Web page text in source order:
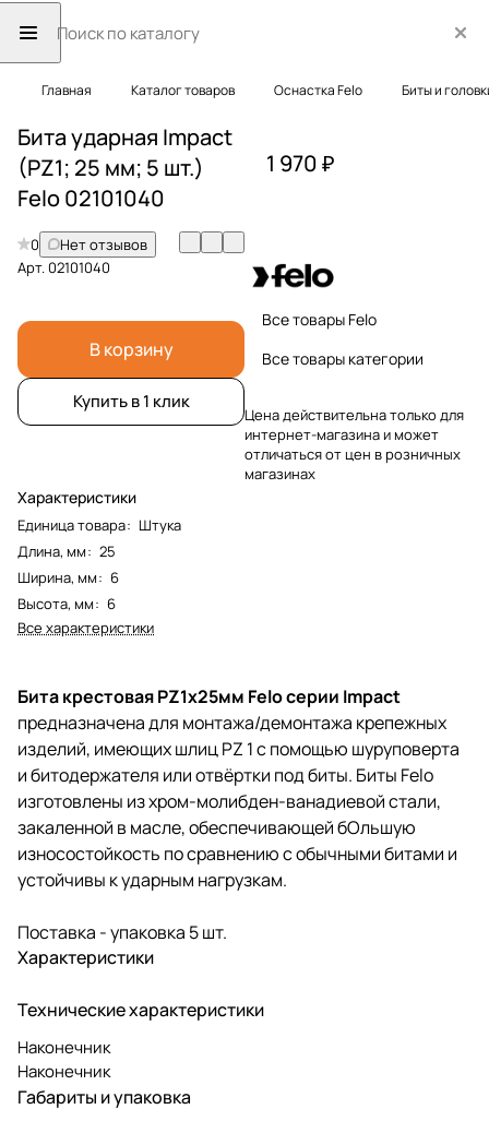
Главная Каталог товаров Оснастка Felo Биты и
Бита ударная Impact
(PZ1; 25 мм; 5 шт.)
Felo 02101040
0
Нет отзывов
Арт.02101040
В корзину
Купить в 1 клик
Характеристики
Единица товара: Штука
Длина, мм: 25
Ширина, мм: 6
Высота, мм: 6
Все характеристики
1 970 ₽
Все товары Felo
Все товары категории
Цена действительна только для
интернет-магазина и может
отличаться от цен в розничных
магазинах
Бита крестовая PZ1х25мм Felo серии Impact
предназначена для монтажа/демонтажа крепежных
изделий, имеющих шлиц PZ 1 с помощью шуруповерта
и битодержателя или отвёртки под биты. Биты Felo
изготовлены из хром-молибден-ванадиевой стали,
закаленной в масле, обеспечивающей бОльшую
износостойкость по сравнению с обычными битами и
устойчивы к ударным нагрузкам.
Поставка - упаковка 5 шт.
Характеристики
Технические характеристики
Наконечник
Наконечник
Габариты и упаковка